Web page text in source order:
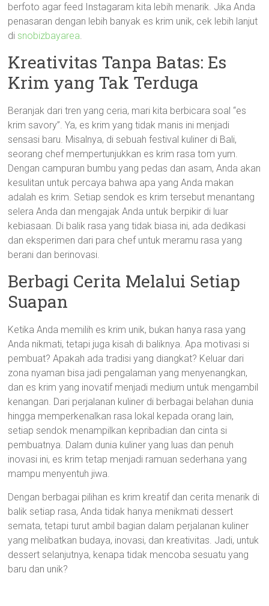
berfoto agar feed Instagaram kita lebih menarik. Jika Anda
penasaran dengan lebih banyak es krim unik, cek lebih lanjut
di snobizbayarea.
Kreativitas Tanpa Batas: Es
Krim yang Tak Terduga
Beranjak dari tren yang ceria, mari kita berbicara soal “es
krim savory”. Ya, es krim yang tidak manis ini menjadi
sensasi baru. Misalnya, di sebuah festival kuliner di Bali,
seorang chef mempertunjukkan es krim rasa tom yum.
Dengan campuran bumbu yang pedas dan asam, Anda akan
kesulitan untuk percaya bahwa apa yang Anda makan
adalah es krim. Setiap sendok es krim tersebut menantang
selera Anda dan mengajak Anda untuk berpikir di luar
kebiasaan. Di balik rasa yang tidak biasa ini, ada dedikasi
dan eksperimen dari para chef untuk meramu rasa yang
berani dan berinovasi.
Berbagi Cerita Melalui Setiap
Suapan
Ketika Anda memilih es krim unik, bukan hanya rasa yang
Anda nikmati, tetapi juga kisah di baliknya. Apa motivasi si
pembuat? Apakah ada tradisi yang diangkat? Keluar dari
zona nyaman bisa jadi pengalaman yang menyenangkan,
dan es krim yang inovatif menjadi medium untuk mengambil
kenangan. Dari perjalanan kuliner di berbagai belahan dunia
hingga memperkenalkan rasa lokal kepada orang lain,
setiap sendok menampilkan kepribadian dan cinta si
pembuatnya. Dalam dunia kuliner yang luas dan penuh
inovasi ini, es krim tetap menjadi ramuan sederhana yang
mampu menyentuh jiwa.
Dengan berbagai pilihan es krim kreatif dan cerita menarik di
balik setiap rasa, Anda tidak hanya menikmati dessert
semata, tetapi turut ambil bagian dalam perjalanan kuliner
yang melibatkan budaya, inovasi, dan kreativitas. Jadi, untuk
dessert selanjutnya, kenapa tidak mencoba sesuatu yang
baru dan unik?